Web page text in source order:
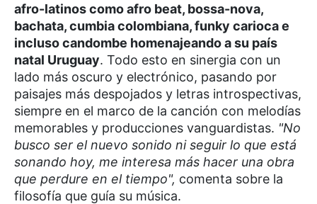
afro-latinos como afro beat, bossa-nova,
bachata, cumbia colombiana, funky carioca e
incluso candombe homenajeando a su país
natal Uruguay. Todo esto en sinergia con un
lado más oscuro y electrónico, pasando por
paisajes más despojados y letras introspectivas,
siempre en el marco de la canción con melodías
memorables y producciones vanguardistas. "No
busco ser el nuevo sonido ni seguir lo que está
sonando hoy, me interesa más hacer una obra
que perdure en el tiempo", comenta sobre la
filosofía que guía su música.